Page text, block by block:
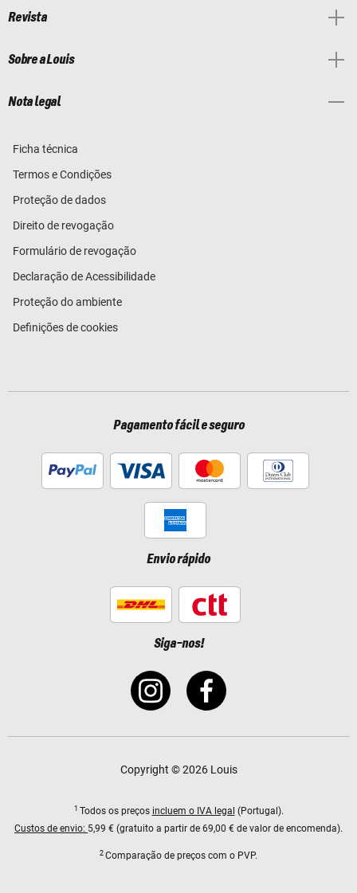
Revista
Sobre a Louis
Nota legal
Ficha técnica
Termos e Condições
Proteção de dados
Direito de revogação
Formulário de revogação
Declaração de Acessibilidade
Proteção do ambiente
Definições de cookies
Pagamento fácil e seguro
Envio rápido
Siga-nos!
Copyright © 2026 Louis
1 Todos os preços incluem o IVA legal (Portugal).
Custos de envio: 5,99 € (gratuito a partir de 69,00 € de valor de encomenda).
2 Comparação de preços com o PVP.